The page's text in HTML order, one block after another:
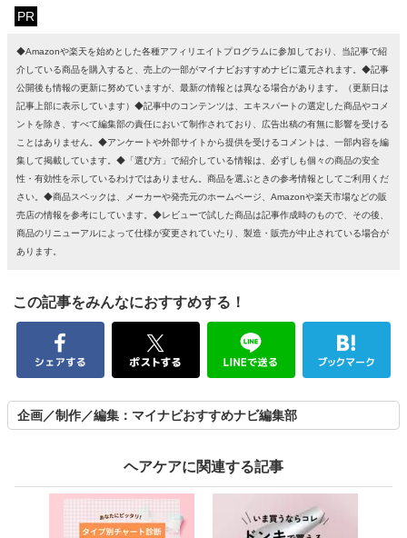
PR
◆Amazonや楽天を始めとした各種アフィリエイトプログラムに参加しており、当記事で紹
介している商品を購入すると、売上の一部がマイナビおすすめナビに還元されます。◆記事
公開後も情報の更新に努めていますが、最新の情報とは異なる場合があります。（更新日は
記事上部に表示しています）◆記事中のコンテンツは、エキスパートの選定した商品やコメ
ントを除き、すべて編集部の責任において制作されており、広告出稿の有無に影響を受ける
ことはありません。◆アンケートや外部サイトから提供を受けるコメントは、一部内容を編
集して掲載しています。◆「選び方」で紹介している情報は、必ずしも個々の商品の安全
性・有効性を示しているわけではありません。商品を選ぶときの参考情報としてご利用くだ
さい。◆商品スペックは、メーカーや発売元のホームページ、Amazonや楽天市場などの販
売店の情報を参考にしています。◆レビューで試した商品は記事作成時のもので、その後、
商品のリニューアルによって仕様が変更されていたり、製造・販売が中止されている場合が
あります。
この記事をみんなにおすすめする！
企画／制作／編集：マイナビおすすめナビ編集部
ヘアケアに関連する記事